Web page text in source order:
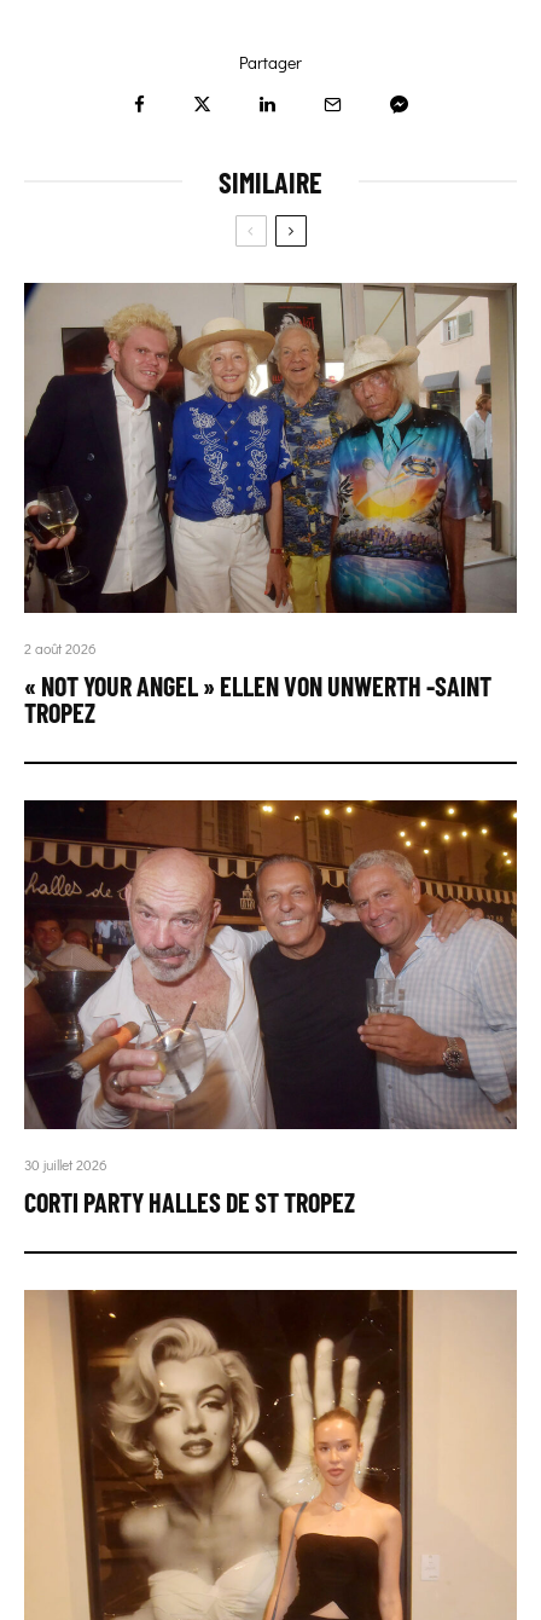
Partager
SIMILAIRE
2 août 2026
« NOT YOUR ANGEL » ELLEN VON UNWERTH -SAINT
TROPEZ
30 juillet 2026
CORTI PARTY HALLES DE ST TROPEZ